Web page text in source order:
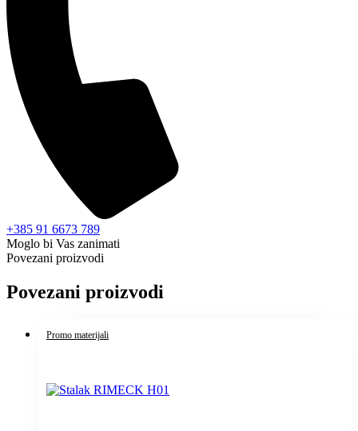
+385 91 6673 789
Moglo bi Vas zanimati
Povezani proizvodi
Povezani proizvodi
Promo materijali